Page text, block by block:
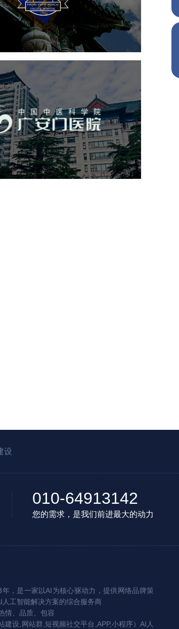
医院网站建设
博物馆展厅设计
展厅空间设计
北京展厅设计
企业展厅设计 公司展厅设计
广安门医院
医院 医院网站建设
互联网医院
网
网站建设 网页设计
设
010-64913142
您的需求，是我们前进最大的动力
，是一家以AI为核心驱动力，提供网络品牌策
工智能解决方案的综合服务商
情、品质、包容
建设,网站群,短视频社交平台,APP,小程序）AI人